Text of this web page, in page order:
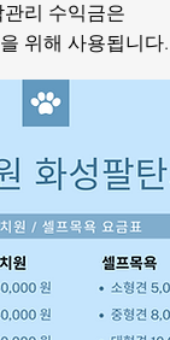
관리 수익금은
위해 사용됩니다.